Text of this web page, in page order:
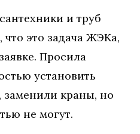
и труб
это задача ЖЭКа,
Просила
установить
заменили краны, но
не могут.